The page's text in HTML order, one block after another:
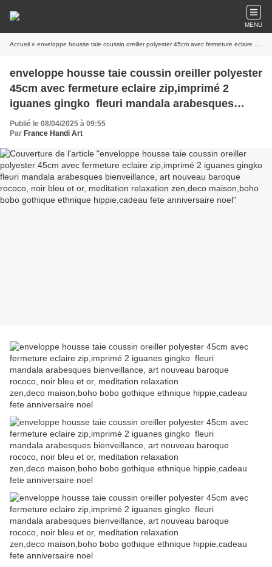
MENU
Accueil » enveloppe housse taie coussin oreiller polyester 45cm avec fermeture eclaire zip,imprimé 2 iguanes gingko fleuri mandala arabesques bienveillance, art nouveau baroque rococo, noir bleu et or, meditation relaxation zen,deco maison,boho bobo gothique ethnique hippie,cadeau fete anniversaire noel
enveloppe housse taie coussin oreiller polyester
45cm avec fermeture eclaire zip,imprimé 2
iguanes gingko fleuri mandala arabesques
bienveillance, art nouveau baroque rococo, noir
bleu et or, meditation relaxation
zen,deco maison,boho bobo gothique ethnique
hippie,cadeau fete anniversaire noel
Publié le 08/04/2025 à 09:55
Par France Handi Art